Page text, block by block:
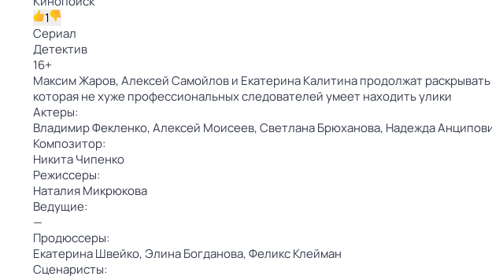
1
Сериал
Детектив
16+
Максим Жаров, Алексей Самойлов и Екатерина Калитина продолжат
которая не хуже профессиональных следователей умеет находить улики
Актеры:
Владимир Фекленко,Алексей Моисеев,Светлана Брюханова, Надежда
Композитор:
Никита Чипенко
Режиссеры:
Наталия Микрюкова
Ведущие:
—
Продюссеры:
Екатерина Швейко,Элина Богданова,Феликс Клейман
Сценаристы: